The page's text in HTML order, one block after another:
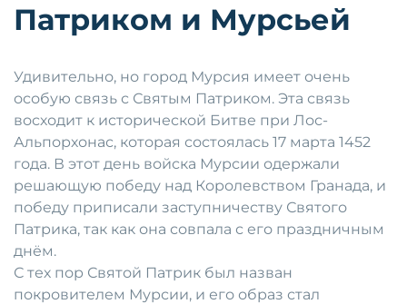
Патриком и Мурсьей
Удивительно, но город Мурсия имеет очень
особую связь с Святым Патриком. Эта связь
восходит к исторической Битве при Лос-
Альпорхонас, которая состоялась 17 марта 1452
года. В этот день войска Мурсии одержали
решающую победу над Королевством Гранада, и
победу приписали заступничеству Святого
Патрика, так как она совпала с его праздничным
днём.
С тех пор Святой Патрик был назван
покровителем Мурсии, и его образ стал